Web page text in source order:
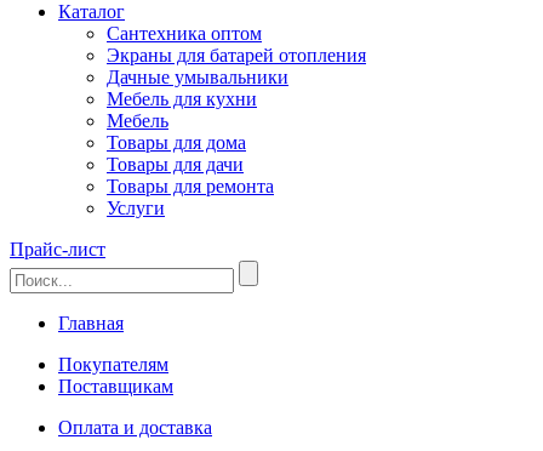
Каталог
Сантехника оптом
Экраны для батарей отопления
Дачные умывальники
Мебель для кухни
Мебель
Товары для дома
Товары для дачи
Товары для ремонта
Услуги
Прайс-лист
Главная
Покупателям
Поставщикам
Оплата и доставка